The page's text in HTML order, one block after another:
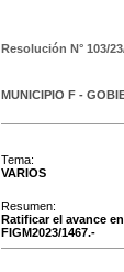
Resolución N° 103/
MUNICIPIO F -
Tema:
VARIOS
Resumen:
Ratificar el avance
FIGM2023/1467.-